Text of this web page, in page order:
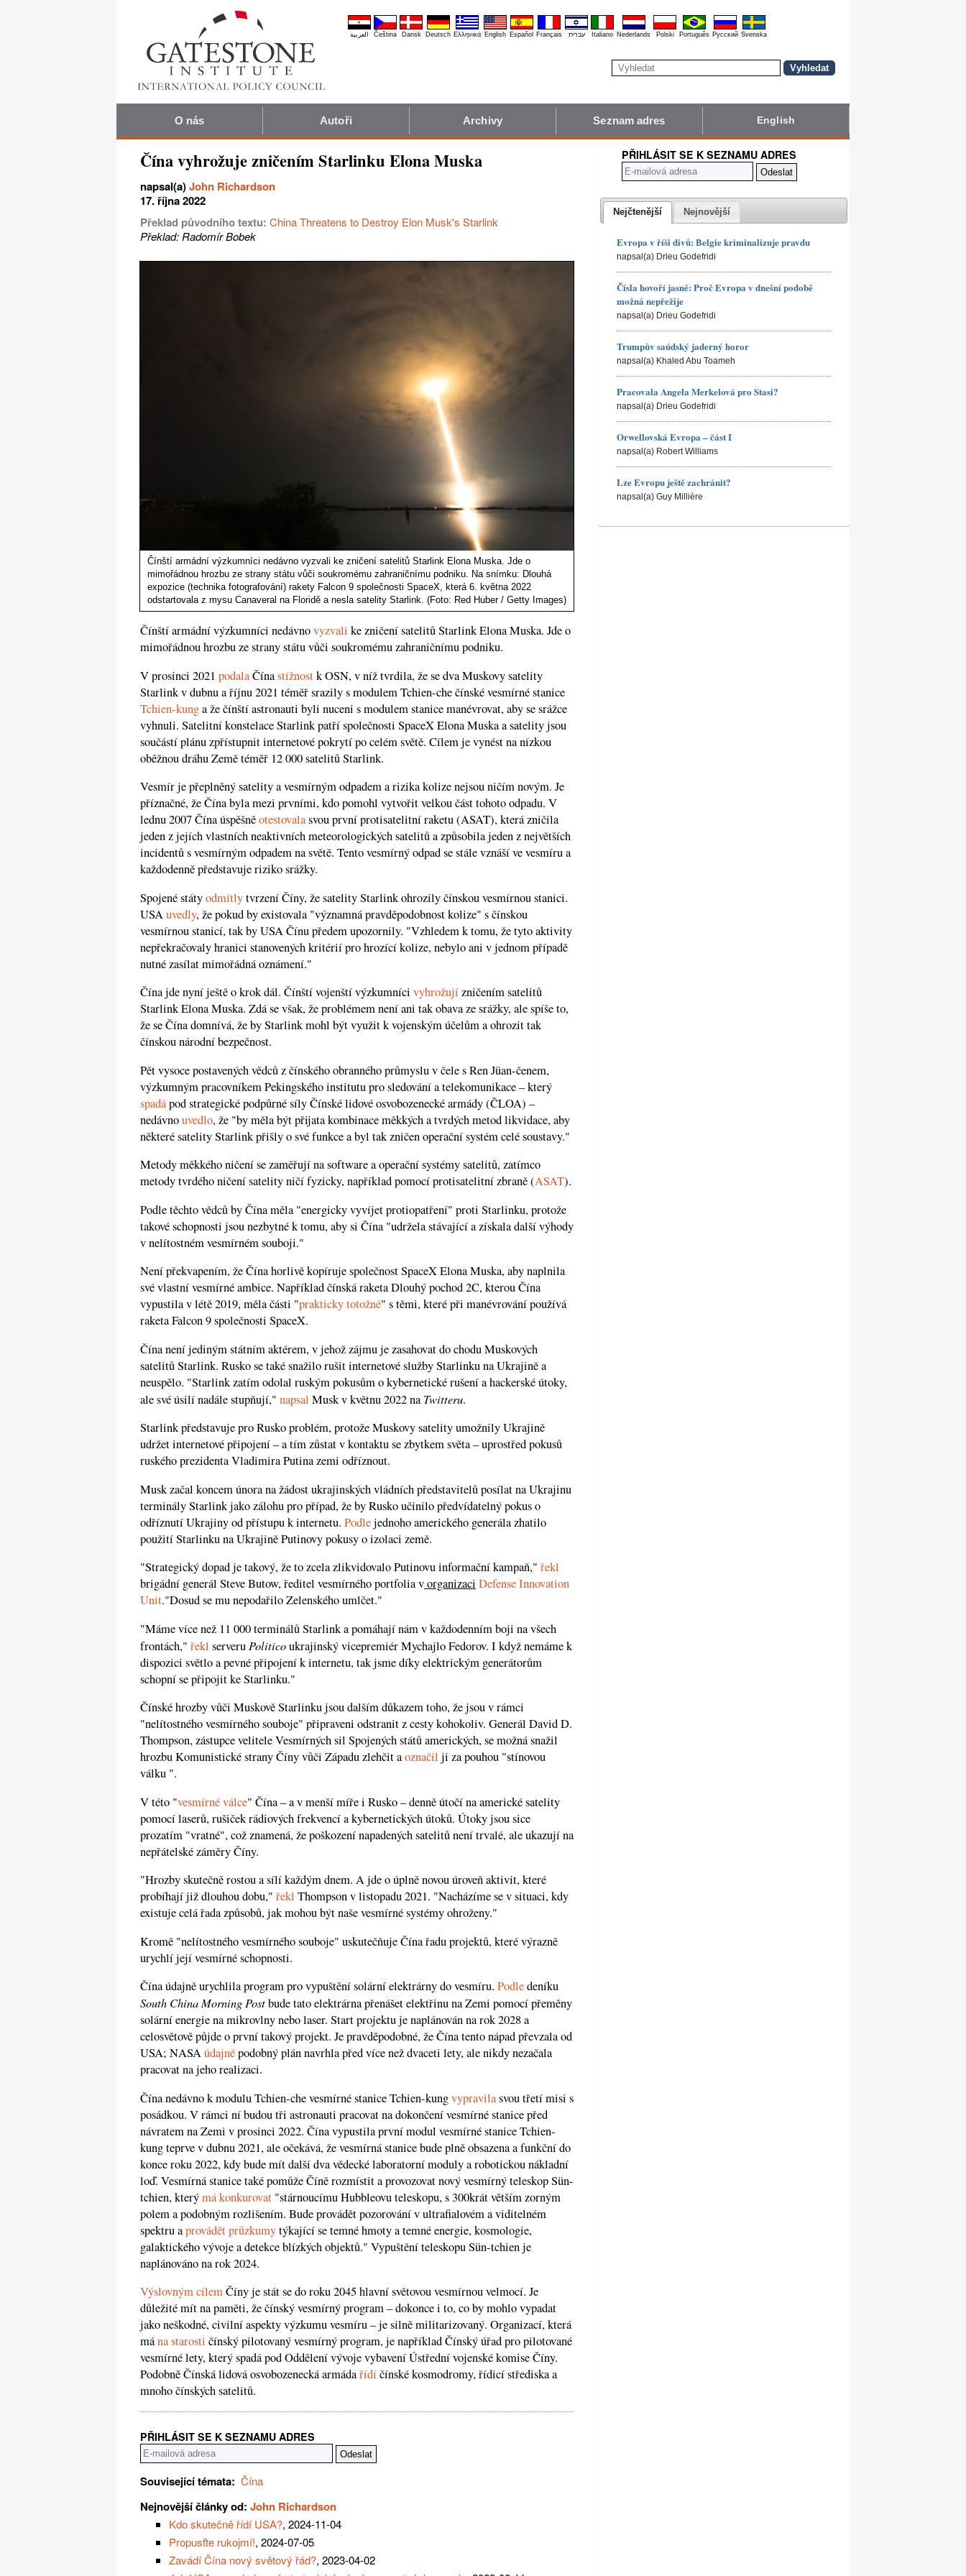
العربية Čeština Dansk Deutsch Ελληνικά English Español Français עברית Italiano Nederlands Polski Português Pyccĸий Svenska
O nás Autoři Archivy Seznam adres English
Čína vyhrožuje zničením Starlinku Elona Muska
napsal(a)John Richardson
17. října 2022
Překlad původního textu: China Threatens to Destroy Elon Musk's Starlink
Překlad: Radomír Bobek
Čínští armádní výzkumníci nedávno vyzvali ke zničení satelitů Starlink Elona Muska. Jde o
mimořádnou hrozbu ze strany státu vůči soukromému zahraničnímu podniku. Na snímku: Dlouhá
expozice (technika fotografování) rakety Falcon 9 společnosti SpaceX, která 6. května 2022
odstartovala z mysu Canaveral na Floridě a nesla satelity Starlink. (Foto: Red Huber / Getty Images)
Čínští armádní výzkumníci nedávnovyzvali ke zničení satelitů Starlink Elona Muska. Jde o
mimořádnou hrozbu ze strany státu vůči soukromému zahraničnímu podniku.
V prosinci 2021 podalaČínastížnostk OSN, v níž tvrdila, že se dva Muskovy satelity
Starlink v dubnu a říjnu 2021 téměř srazily s modulem Tchien-che čínské vesmírné stanice
Tchien-kunga že čínští astronauti byli nuceni s modulem stanice manévrovat, aby se srážce
vyhnuli. Satelitní konstelace Starlink patří společnosti SpaceX Elona Muska a satelity jsou
součástí plánu zpřístupnit internetové pokrytí po celém světě. Cílem je vynést na nízkou
oběžnou dráhu Země téměř 12 000 satelitů Starlink.
Vesmír je přeplněný satelity a vesmírným odpadem a rizika kolize nejsou ničím novým. Je
příznačné, že Čína byla mezi prvními, kdo pomohl vytvořit velkou část tohoto odpadu. V
lednu 2007 Čína úspěšněotestovalasvou první protisatelitní raketu (ASAT), která zničila
jeden z jejích vlastních neaktivních meteorologických satelitů a způsobila jeden z největších
incidentů s vesmírným odpadem na světě. Tento vesmírný odpad se stále vznáší ve vesmíru a
každodenně představuje riziko srážky.
Spojené státyodmítlytvrzení Číny, že satelity Starlink ohrozily čínskou vesmírnou stanici.
USAuvedly, že pokud by existovala "významná pravděpodobnost kolize" s čínskou
vesmírnou stanicí, tak by USA Čínu předem upozornily. "Vzhledem k tomu, že tyto aktivity
nepřekračovaly hranici stanovených kritérií pro hrozící kolize, nebylo ani v jednom případě
nutné zasílat mimořádná oznámení."
Čína jde nyní ještě o krok dál. Čínští vojenští výzkumníci vyhrožujízničením satelitů
Starlink Elona Muska. Zdá se však, že problémem není ani tak obava ze srážky, ale spíše to,
že se Čína domnívá, že by Starlink mohl být využit k vojenským účelům a ohrozit tak
čínskou národní bezpečnost.
Pět vysoce postavených vědců z čínského obranného průmyslu v čele s Ren Jüan-čenem,
výzkumným pracovníkem Pekingského institutu pro sledování a telekomunikace – který
spadápod strategické podpůrné síly Čínské lidové osvobozenecké armády (ČLOA) –
nedávnouvedlo, že "by měla být přijata kombinace měkkých a tvrdých metod likvidace, aby
některé satelity Starlink přišly o své funkce a byl tak zničen operační systém celé soustavy."
Metody měkkého ničení se zaměřují na software a operační systémy satelitů, zatímco
metody tvrdého ničení satelity ničí fyzicky, například pomocí protisatelitní zbraně (ASAT).
Podle těchto vědců by Čína měla "energicky vyvíjet protiopatření" proti Starlinku, protože
takové schopnosti jsou nezbytné k tomu, aby si Čína "udržela stávající a získala další výhody
v nelítostném vesmírném souboji."
Není překvapením, že Čína horlivě kopíruje společnost SpaceX Elona Muska, aby naplnila
své vlastní vesmírné ambice. Například čínská raketa Dlouhý pochod 2C, kterou Čína
vypustila v létě 2019, měla části "prakticky totožné" s těmi, které při manévrování používá
raketa Falcon 9 společnosti SpaceX.
Čína není jediným státním aktérem, v jehož zájmu je zasahovat do chodu Muskových
satelitů Starlink. Rusko se také snažilo rušit internetové služby Starlinku na Ukrajině a
neuspělo. "Starlink zatím odolal ruským pokusům o kybernetické rušení a hackerské útoky,
ale své úsilí nadále stupňují," napsal Musk v květnu 2022 na Twitteru.
Starlink představuje pro Rusko problém, protože Muskovy satelity umožnily Ukrajině
udržet internetové připojení – a tím zůstat v kontaktu se zbytkem světa – uprostřed pokusů
ruského prezidenta Vladimira Putina zemi odříznout.
Musk začal koncem února na žádost ukrajinských vládních představitelů posílat na Ukrajinu
terminály Starlink jako zálohu pro případ, že by Rusko učinilo předvídatelný pokus o
odříznutí Ukrajiny od přístupu k internetu. Podlejednoho amerického generála zhatilo
použití Starlinku na Ukrajině Putinovy pokusy o izolaci země.
"Strategický dopad je takový, že to zcela zlikvidovalo Putinovu informační kampaň," řekl
brigádní generál Steve Butow, ředitel vesmírného portfolia vorganizaci Defense Innovation
Unit."Dosud se mu nepodařilo Zelenského umlčet."
"Máme více než 11 000 terminálů Starlink a pomáhají nám v každodenním boji na všech
frontách," řekl serveru Politicoukrajinský vicepremiér Mychajlo Fedorov. I když nemáme k
dispozici světlo a pevné připojení k internetu, tak jsme díky elektrickým generátorům
schopní se připojit ke Starlinku."
Čínské hrozby vůči Muskově Starlinku jsou dalším důkazem toho, že jsou v rámci
"nelítostného vesmírného souboje" připraveni odstranit z cesty kohokoliv. Generál David D.
Thompson, zástupce velitele Vesmírných sil Spojených států amerických, se možná snažil
hrozbu Komunistické strany Číny vůči Západu zlehčit aoznačil ji za pouhou "stínovou
válku ".
V této "vesmírné válce" Čína – a v menší míře i Rusko – denně útočí na americké satelity
pomocí laserů, rušiček rádiových frekvencí a kybernetických útoků. Útoky jsou sice
prozatím "vratné", což znamená, že poškození napadených satelitů není trvalé, ale ukazují na
nepřátelské záměry Číny.
"Hrozby skutečně rostou a sílí každým dnem. A jde o úplně novou úroveň aktivit, které
probíhají již dlouhou dobu," řekl Thompson v listopadu 2021. "Nacházíme se v situaci, kdy
existuje celá řada způsobů, jak mohou být naše vesmírné systémy ohroženy."
Kromě "nelítostného vesmírného souboje" uskutečňuje Čína řadu projektů, které výrazně
urychlí její vesmírné schopnosti.
Čína údajně urychlila program pro vypuštění solární elektrárny do vesmíru. Podledeníku
South China Morning Postbude tato elektrárna přenášet elektřinu na Zemi pomocí přeměny
solární energie na mikrovlny nebo laser. Start projektu je naplánován na rok 2028 a
celosvětově půjde o první takový projekt. Je pravděpodobné, že Čína tento nápad převzala od
USA; NASAúdajněpodobný plán navrhla před více než dvaceti lety, ale nikdy nezačala
pracovat na jeho realizaci.
Čína nedávno k modulu Tchien-che vesmírné stanice Tchien-kungvypravilasvou třetí misi s
posádkou. V rámci ní budou tři astronauti pracovat na dokončení vesmírné stanice před
návratem na Zemi v prosinci 2022. Čína vypustila první modul vesmírné stanice Tchien-
kung teprve v dubnu 2021, ale očekává, že vesmírná stanice bude plně obsazena a funkční do
konce roku 2022, kdy bude mít další dva vědecké laboratorní moduly a robotickou nákladní
loď. Vesmírná stanice také pomůže Číně rozmístit a provozovat nový vesmírný teleskop Sün-
tchien, kterýmá konkurovat "stárnoucímu Hubbleovu teleskopu, s 300krát větším zorným
polem a podobným rozlišením. Bude provádět pozorování v ultrafialovém a viditelném
spektru aprovádět průzkumytýkající se temné hmoty a temné energie, kosmologie,
galaktického vývoje a detekce blízkých objektů." Vypuštění teleskopu Sün-tchien je
naplánováno na rok 2024.
Výslovným cílemČíny je stát se do roku 2045 hlavní světovou vesmírnou velmocí. Je
důležité mít na paměti, že čínský vesmírný program – dokonce i to, co by mohlo vypadat
jako neškodné, civilní aspekty výzkumu vesmíru – je silně militarizovaný. Organizací, která
mána starosti čínský pilotovaný vesmírný program, je například Čínský úřad pro pilotované
vesmírné lety, který spadá pod Oddělení vývoje vybavení Ústřední vojenské komise Číny.
Podobně Čínská lidová osvobozenecká armádařídíčínské kosmodromy, řídicí střediska a
mnoho čínských satelitů.
PŘIHLÁSIT SE K SEZNAMU ADRES
Související témata: Čína
Nejnovější články od: John Richardson
Kdo skutečně řídí USA?, 2024-11-04
Propusťte rukojmí!, 2024-07-05
Zavádí Čína nový světový řád?, 2023-04-02
PŘIHLÁSIT SE K SEZNAMU ADRES
Nejčtenější Nejnovější
Evropa v říši divů: Belgie kriminalizuje pravdu
napsal(a) Drieu Godefridi
Čísla hovoří jasně: Proč Evropa v dnešní podobě
možná nepřežije
napsal(a) Drieu Godefridi
Trumpův saúdský jaderný horor
napsal(a) Khaled Abu Toameh
Pracovala Angela Merkelová pro Stasi?
napsal(a) Drieu Godefridi
Orwellovská Evropa – část I
napsal(a) Robert Williams
Lze Evropu ještě zachránit?
napsal(a) Guy Millière